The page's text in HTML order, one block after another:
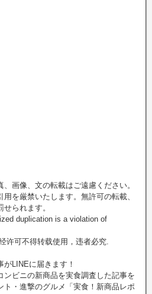
画像、文の転載はご遠慮ください。
を厳禁いたします。無許可の転載、
られます。
duplication is a violation of
许可不得转载使用，违者必究.
LINEに届きます！
ンビニの新商品を実食調査した記事を
ト・進撃のグルメ「実食！新商品レポ